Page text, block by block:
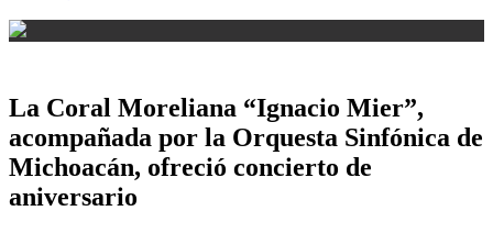
La Coral Moreliana “Ignacio Mier”,
acompañada por la Orquesta Sinfónica de
Michoacán, ofreció concierto de
aniversario